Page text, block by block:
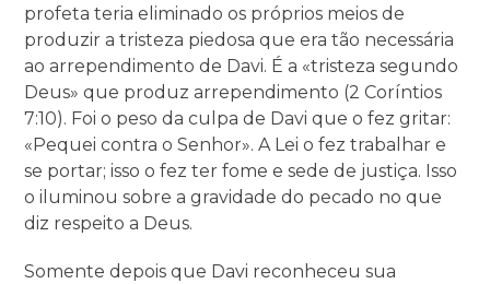
profeta teria eliminado os próprios meios de
produzir a tristeza piedosa que era tão necessária
ao arrependimento de Davi. É a «tristeza segundo
Deus» que produz arrependimento (2 Coríntios
7:10). Foi o peso da culpa de Davi que o fez gritar:
«Pequei contra o Senhor». A Lei o fez trabalhar e
se portar; isso o fez ter fome e sede de justiça. Isso
o iluminou sobre a gravidade do pecado no que
diz respeito a Deus.
Somente depois que Davi reconheceu sua